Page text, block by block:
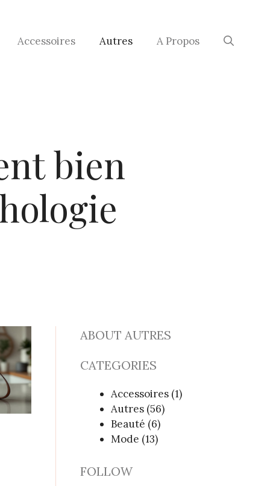
Accessoires Autres A Propos
bien
ABOUT AUTRES
CATEGORIES
Accessoires (1)
Autres (56)
Beauté (6)
Mode (13)
FOLLOW